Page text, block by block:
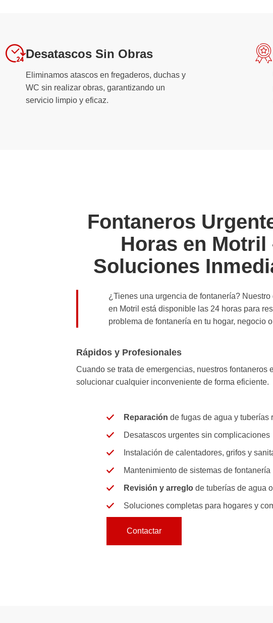
Desatascos Sin Obras
Eliminamos atascos en fregaderos, duchas y
WC sin realizar obras, garantizando un
servicio limpio y eficaz.
Fontaneros
Horas en Motril
Soluciones
¿Tienes una urgencia de fontanería?Nuestro
en Motril está disponible las 24 horaspara
problema de fontanería en tu hogar, negocio
Rápidos y Profesionales
Cuando se trata de emergencias, nuestros fontaneros
solucionar cualquier inconveniente de forma eficiente.
Reparación de fugas de agua y tuberías
Desatascosurgentes sin complicaciones
Instalación de calentadores, grifos y
Mantenimientode sistemas de fontanería
Revisión y arreglode tuberías de agua
Soluciones completaspara hogares y
Contactar